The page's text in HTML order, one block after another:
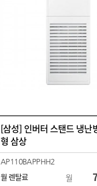
[삼성] 인버터 스탠드 냉난
형 삼상
AP110BAPPHH2
월 렌탈료 월